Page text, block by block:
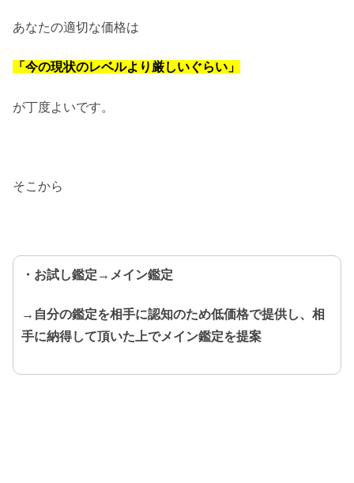
あなたの適切な価格は
「今の現状のレベルより厳しいぐらい」
が丁度よいです。
そこから
・お試し鑑定→メイン鑑定
→自分の鑑定を相手に認知のため低価格で提供し、相
手に納得して頂いた上でメイン鑑定を提案